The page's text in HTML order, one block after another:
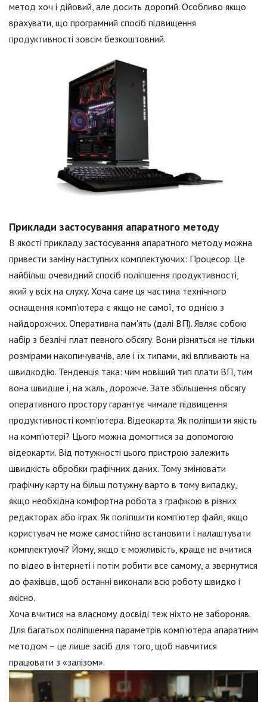
метод хоч і дійовий, але досить дорогий. Особливо якщо
врахувати, що програмний спосіб підвищення
продуктивності зовсім безкоштовний.
Приклади застосування апаратного методу
В якості прикладу застосування апаратного методу можна
привести заміну наступних комплектуючих: Процесор. Це
найбільш очевидний спосіб поліпшення продуктивності,
який у всіх на слуху. Хоча саме ця частина технічного
оснащення комп'ютера є якщо не самої, то однією з
найдорожчих. Оперативна пам'ять (далі ВП). Являє собою
набір з безлічі плат певного обсягу. Вони різняться не тільки
розмірами накопичувачів, але і їх типами, які впливають на
швидкодію. Тенденція така: чим новіший тип плати ВП, тим
вона швидше і, на жаль, дорожче. Зате збільшення обсягу
оперативного простору гарантує чимале підвищення
продуктивності комп'ютера. Відеокарта. Як поліпшити якість
на комп'ютері? Цього можна домогтися за допомогою
відеокарти. Від потужності цього пристрою залежить
швидкість обробки графічних даних. Тому змінювати
графічну карту на більш потужну варто в тому випадку,
якщо необхідна комфортна робота з графікою в різних
редакторах або іграх. Як поліпшити комп'ютер файл, якщо
користувач не може самостійно встановити і налаштувати
комплектуючі? Йому, якщо є можливість, краще не вчитися
по відео в інтернеті і потім робити все самому, а звернутися
до фахівців, щоб останні виконали всю роботу швидко і
якісно.
Хоча вчитися на власному досвіді теж ніхто не забороняв.
Для багатьох поліпшення параметрів комп'ютера апаратним
методом – це лише засіб для того, щоб навчитися
працювати з «залізом».